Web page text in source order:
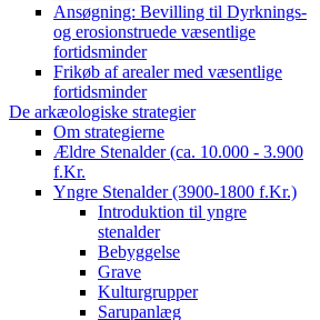
Ansøgning: Bevilling til Dyrknings-
og erosionstruede væsentlige
fortidsminder
Frikøb af arealer med væsentlige
fortidsminder
De arkæologiske strategier
Om strategierne
Ældre Stenalder (ca. 10.000 - 3.900
f.Kr.
Yngre Stenalder (3900-1800 f.Kr.)
Introduktion til yngre
stenalder
Bebyggelse
Grave
Kulturgrupper
Sarupanlæg